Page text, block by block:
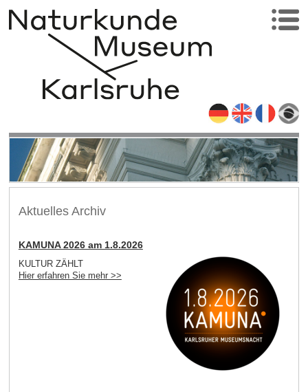
Aktuelles Archiv
KAMUNA 2026 am 1.8.2026
KULTUR ZÄHLT
Hier erfahren Sie mehr >>